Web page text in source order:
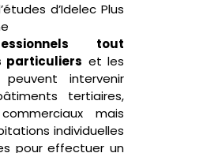
d’IdelecPlus
tout
particuliers et les
peuvent intervenir
tertiaires,
mais
individuelles
pour effectuer un